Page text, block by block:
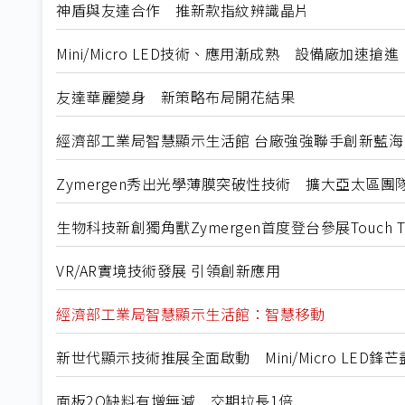
神盾與友達合作 推新款指紋辨識晶片
Mini/Micro LED技術、應用漸成熟 設備廠加速搶進
友達華麗變身 新策略布局開花結果
經濟部工業局智慧顯示生活館 台廠強強聯手創新藍海
Zymergen秀出光學薄膜突破性技術 擴大亞太區團
生物科技新創獨角獸Zymergen首度登台參展Touch
VR/AR實境技術發展 引領創新應用
經濟部工業局智慧顯示生活館：智慧移動
新世代顯示技術推展全面啟動 Mini/Micro LED鋒芒
面板2Q缺料有增無減 交期拉長1倍